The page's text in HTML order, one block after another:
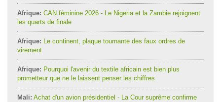
Afrique: CAN féminine 2026 - Le Nigeria et la Zambie rejoignent
les quarts de finale
Afrique: Le continent, plaque tournante des faux ordres de
virement
Afrique: Pourquoi l'avenir du textile africain est bien plus
prometteur que ne le laissent penser les chiffres
Mali: Achat d'un avion présidentiel - La Cour suprême confirme